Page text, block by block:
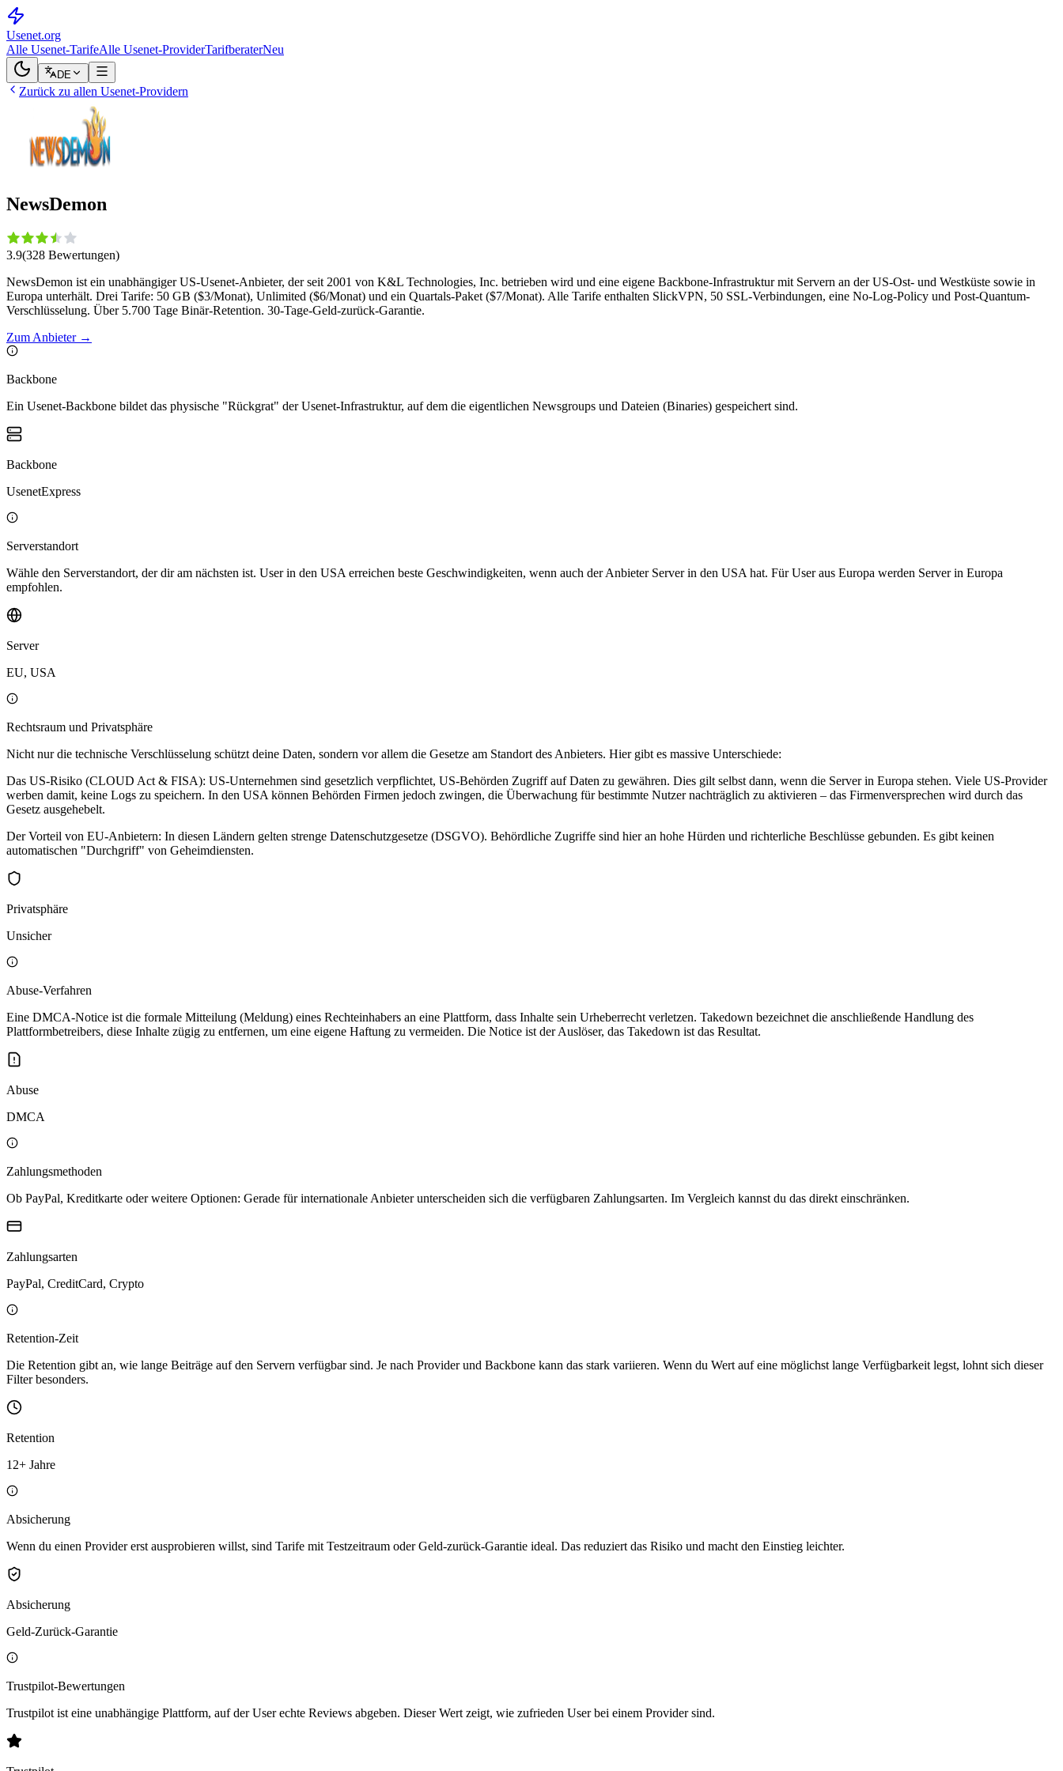
Usenet.org
Alle Usenet-TarifeAlle Usenet-ProviderTarifberaterNeu
DE
Zurück zu allen Usenet-Providern
NewsDemon
3.9(328 Bewertungen)
NewsDemon ist ein unabhängiger US-Usenet-Anbieter, der seit 2001 von K&L Technologies, Inc. betrieben wird und eine eigene Backbone-Infrastruktur mit Servern an der US-Ost- und Westküste sowie in
Europa unterhält. Drei Tarife: 50 GB ($3/Monat), Unlimited ($6/Monat) und ein Quartals-Paket ($7/Monat). Alle Tarife enthalten SlickVPN, 50 SSL-Verbindungen, eine No-Log-Policy und Post-Quantum-
Verschlüsselung. Über 5.700 Tage Binär-Retention. 30-Tage-Geld-zurück-Garantie.
Zum Anbieter→
Backbone
Ein Usenet-Backbone bildet das physische "Rückgrat" der Usenet-Infrastruktur, auf dem die eigentlichen Newsgroups und Dateien (Binaries) gespeichert sind.
Backbone
UsenetExpress
Serverstandort
Wähle den Serverstandort, der dir am nächsten ist. User in den USA erreichen beste Geschwindigkeiten, wenn auch der Anbieter Server in den USA hat. Für User aus Europa werden Server in Europa
empfohlen.
Server
EU, USA
Rechtsraum und Privatsphäre
Nicht nur die technische Verschlüsselung schützt deine Daten, sondern vor allem die Gesetze am Standort des Anbieters. Hier gibt es massive Unterschiede:
Das US-Risiko (CLOUD Act & FISA): US-Unternehmen sind gesetzlich verpflichtet, US-Behörden Zugriff auf Daten zu gewähren. Dies gilt selbst dann, wenn die Server in Europa stehen. Viele US-Provider
werben damit, keine Logs zu speichern. In den USA können Behörden Firmen jedoch zwingen, die Überwachung für bestimmte Nutzer nachträglich zu aktivieren – das Firmenversprechen wird durch das
Gesetz ausgehebelt.
Der Vorteil von EU-Anbietern: In diesen Ländern gelten strenge Datenschutzgesetze (DSGVO). Behördliche Zugriffe sind hier an hohe Hürden und richterliche Beschlüsse gebunden. Es gibt keinen
automatischen "Durchgriff" von Geheimdiensten.
Privatsphäre
Unsicher
Abuse-Verfahren
Eine DMCA-Notice ist die formale Mitteilung (Meldung) eines Rechteinhabers an eine Plattform, dass Inhalte sein Urheberrecht verletzen. Takedown bezeichnet die anschließende Handlung des
Plattformbetreibers, diese Inhalte zügig zu entfernen, um eine eigene Haftung zu vermeiden. Die Notice ist der Auslöser, das Takedown ist das Resultat.
Abuse
DMCA
Zahlungsmethoden
Ob PayPal, Kreditkarte oder weitere Optionen: Gerade für internationale Anbieter unterscheiden sich die verfügbaren Zahlungsarten. Im Vergleich kannst du das direkt einschränken.
Zahlungsarten
PayPal, CreditCard, Crypto
Retention-Zeit
Die Retention gibt an, wie lange Beiträge auf den Servern verfügbar sind. Je nach Provider und Backbone kann das stark variieren. Wenn du Wert auf eine möglichst lange Verfügbarkeit legst, lohnt sich dieser
Filter besonders.
Retention
12+ Jahre
Absicherung
Wenn du einen Provider erst ausprobieren willst, sind Tarife mit Testzeitraum oder Geld-zurück-Garantie ideal. Das reduziert das Risiko und macht den Einstieg leichter.
Absicherung
Geld-Zurück-Garantie
Trustpilot-Bewertungen
Trustpilot ist eine unabhängige Plattform, auf der User echte Reviews abgeben. Dieser Wert zeigt, wie zufrieden User bei einem Provider sind.